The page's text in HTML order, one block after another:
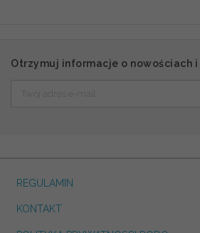
Otrzymuj informacje o nowościach
REGULAMIN
KONTAKT